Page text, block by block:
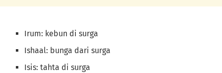
Irum: kebun di surga
Ishaal: bunga dari surga
Isis: tahta di surga